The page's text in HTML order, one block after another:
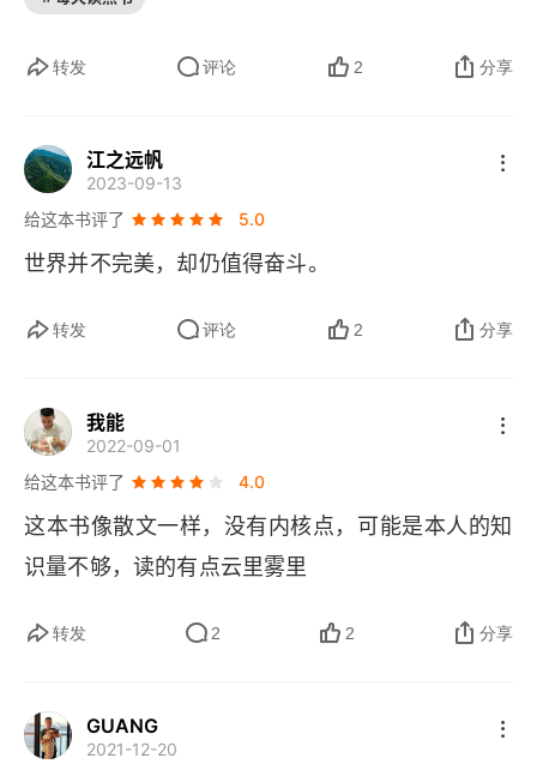
言未来或看待当今问题时，唯独他如此与众不同的
作者的乐观不是盲目的无知的，是有着充分的事实
和理论依据，我想这也就是书名中 “理性” 的由来。
通过阅读我发现诸如 “环保（全球气候变暖、化石
能源枯竭）”“反垄断” 等问题几乎是不成立或者就
是个伪命题，几乎都是利益集团基于自身利益考量
在阅读过程中，有数次联想到我们做老师经常说的
“现在的学生是一届不如一届” 这个现象，这个论调
其实就有点悲观，早前我也曾说过类似的话。可是
后来我发现我的这个感受是不对的，并且我逐渐真
生对于文化课知识的理解掌握上，整体上比以往的
的融合度明显在提高。按照本书的观点，我应该算
是理性乐观派的一员了吧，虽然有些时候我也会有
转发 评论 2 分享
江之远帆
2023-09-13
给这本书评了
5.0
世界并不完美，却仍值得奋斗。
转发 评论 2 分享
我能
2022-09-01
给这本书评了
4.0
这本书像散文一样，没有内核点，可能是本人的知
识量不够，读的有点云里雾里
转发 2 2 分享
GUANG
2021-12-20